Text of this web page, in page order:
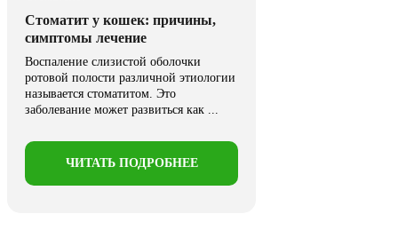
Стоматит у кошек: причины,
симптомы лечение
Воспаление слизистой оболочки
ротовой полости различной этиологии
называется стоматитом. Это
заболевание может развиться как ...
ЧИТАТЬ ПОДРОБНЕЕ